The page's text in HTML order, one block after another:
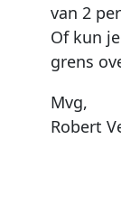
van 2
Of kun
grens
Mvg,
Robert